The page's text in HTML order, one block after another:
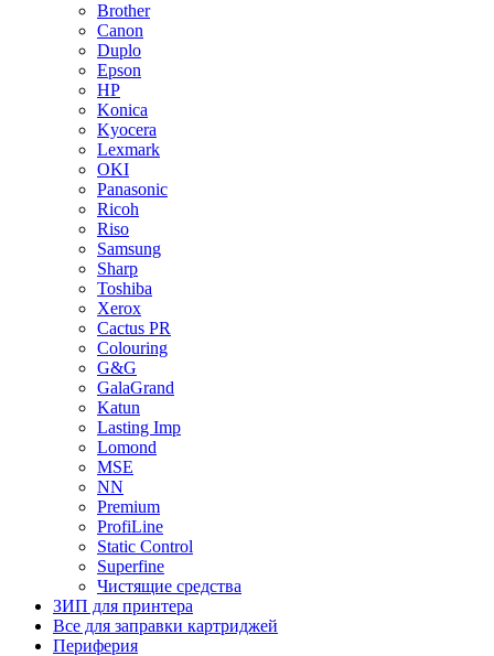
Brother
Canon
Duplo
Epson
HP
Konica
Kyocera
Lexmark
OKI
Panasonic
Ricoh
Riso
Samsung
Sharp
Toshiba
Xerox
Cactus PR
Colouring
G&G
GalaGrand
Katun
Lasting Imp
Lomond
MSE
NN
Premium
ProfiLine
Static Control
Superfine
Чистящие средства
ЗИП для принтера
Все для заправки картриджей
Периферия